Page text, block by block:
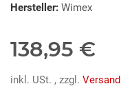
Hersteller: Wimex
138,95 €
inkl. USt. , zzgl. Versand